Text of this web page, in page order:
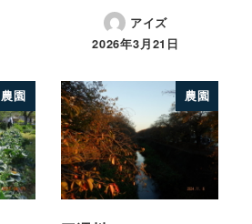
アイズ
2026年3月21日
農園 農園